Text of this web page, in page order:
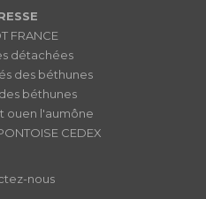
FRANCE
détachées
des béthunes
béthunes
ouen l'aumône
CEDEX
nous